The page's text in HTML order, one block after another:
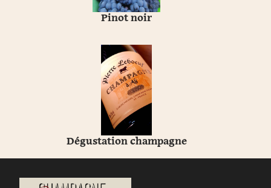
Pinot noir
Dégustation champagne